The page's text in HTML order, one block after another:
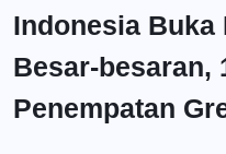
Indonesia Buka
Besar-besaran,
Penempatan